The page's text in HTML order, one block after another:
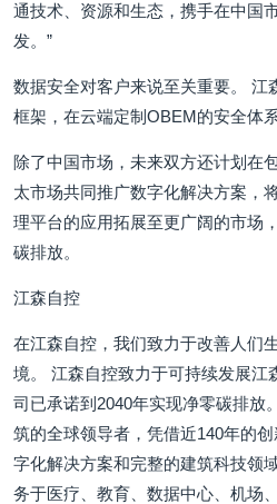
通技术、资源和生态，携手在中国
发。”
数据安全对客户来说至关重要。 江
框架，在云端定制OBEM的安全体
除了中国市场，未来双方还计划在
太市场共同推广数字化解决方案，
理平台的应用拓展至更广阔的市场
碳排放。
江森自控
在江森自控，我们致力于改善人们
境。 江森自控致力于可持续发展江
司已承诺到2040年实现净零碳排放
筑的全球领导者，凭借近140年的
字化解决方案和完整的建筑科技领
务于医疗、教育、数据中心、机场